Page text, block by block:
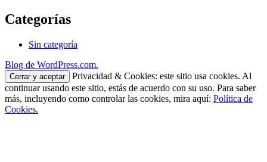
Categorías
Sin categoría
Blog de WordPress.com.
Privacidad & Cookies: este sitio usa cookies. Al
continuar usando este sitio, estás de acuerdo con su uso. Para saber
más, incluyendo como controlar las cookies, mira aquí: Política de
Cookies.